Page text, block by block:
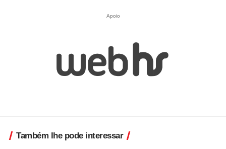
Apoio
Também lhe pode interessar